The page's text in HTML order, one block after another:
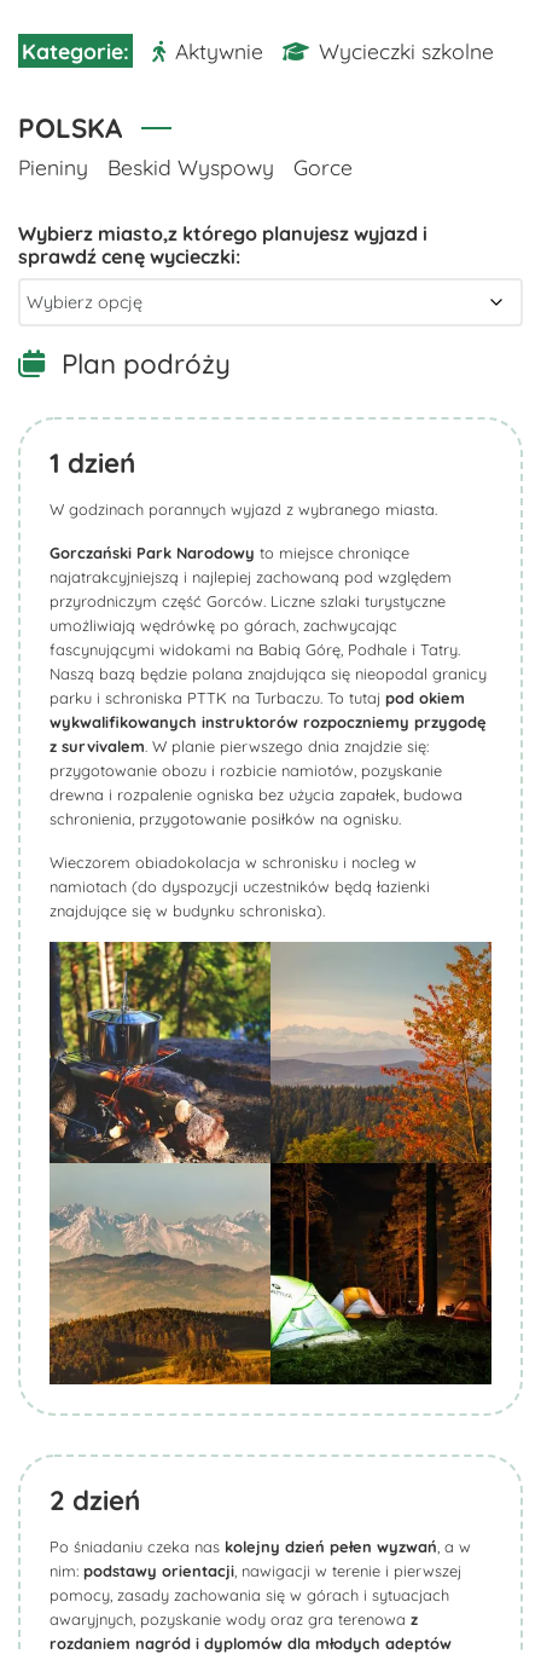
Aktywnie Wycieczki szkolne
POLSKA
Pieniny Beskid Wyspowy Gorce
Plan podróży
1 dzień
W godzinach porannych wyjazd z wybranego miasta.
Gorczański Park Narodowy to miejsce chroniące
najatrakcyjniejszą i najlepiej zachowaną pod względem
przyrodniczym część Gorców. Liczne szlaki turystyczne
umożliwiają wędrówkę po górach, zachwycając
fascynującymi widokami na Babią Górę, Podhale i Tatry.
Naszą bazą będzie polana znajdująca się nieopodal granicy
parku i schroniska PTTK na Turbaczu. To tutaj pod okiem
wykwalifikowanych instruktorów rozpoczniemy przygodę
z survivalem . W planie pierwszego dnia znajdzie się:
przygotowanie obozu i rozbicie namiotów, pozyskanie
drewna i rozpalenie ogniska bez użycia zapałek, budowa
schronienia, przygotowanie posiłków na ognisku.
Wieczorem obiadokolacja w schronisku i nocleg w
namiotach (do dyspozycji uczestników będą łazienki
znajdujące się w budynku schroniska).
Biuro Podróży KROCZEK Biuro Podróży KROCZEK
Biuro Podróży KROCZEK
2 dzień
Po śniadaniu czeka nas kolejny dzień pełen wyzwań , a w
nim: podstawy orientacji , nawigacji w terenie i pierwszej
pomocy, zasady zachowania się w górach i sytuacjach
awaryjnych, pozyskanie wody oraz gra terenowa z
rozdaniem nagród i dyplomów dla młodych adeptów